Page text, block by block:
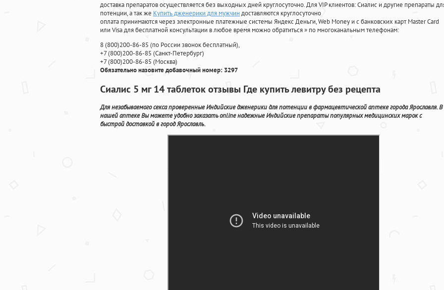
доставка препаратов осуществляется без выходных дней круглосуточно. Для VIP клиентов: Сиалис и другие препараты
потенции, а так же Купить дженерики для мужчин доставляются круглосуточно
оплата принимаются через электронные платежные системы Яндекс Деньги, Web Money и с банковских карт Master Card
или Visa для бесплатной консультации в любое время можно обратиться» по многоканальным телефонам:
8(800)200-86-85 (по России звонок бесплатный),
+7(800)200-86-85 (Санкт-Петербург)
+7(800)200-86-85 (Москва)
Обязательно назовите добавочный номер: 3297
Сиалис 5 мг 14 таблеток отзывы Где купить левитру без рецепта
Для незабываемого секса проверенные Индийские дженерики для потенции в фармацевтической аптеке города Ярославля. В
нашей аптеке Вы можете удобно заказать online надежные Индийские препараты популярных медицинских марок с
быстрой доставкой в город Ярославль.